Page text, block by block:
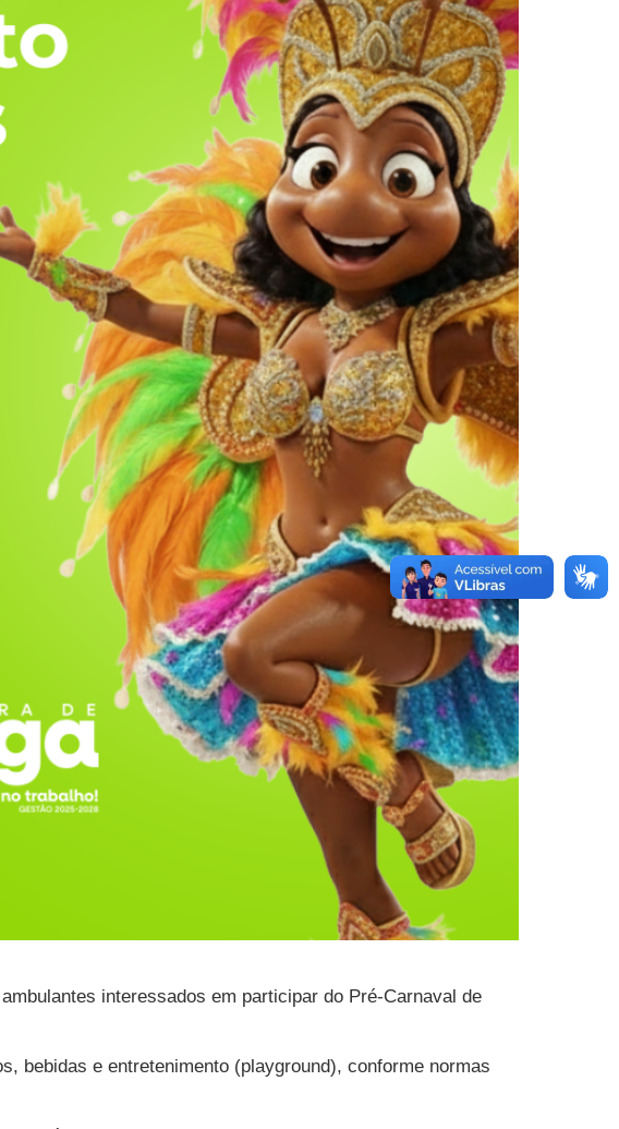
interessados em participar do Pré-Carnaval de
bebidas e entretenimento (playground), conforme normas